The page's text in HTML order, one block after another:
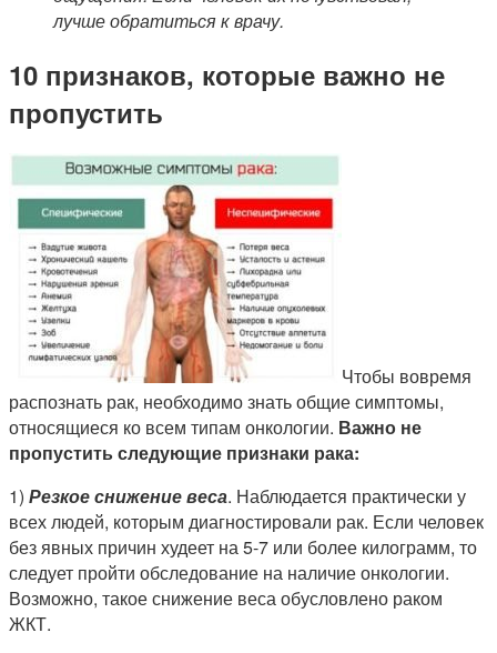
лучше обратиться к врачу.
10 признаков, которые важно не
пропустить
Чтобы вовремя
распознать рак, необходимо знать общие симптомы,
относящиеся ко всем типам онкологии. Важно не
пропустить следующие признаки рака:
1) Резкое снижение веса. Наблюдается практически у
всех людей, которым диагностировали рак. Если человек
без явных причин худеет на 5-7 или более килограмм, то
следует пройти обследование на наличие онкологии.
Возможно, такое снижение веса обусловлено раком
ЖКТ.